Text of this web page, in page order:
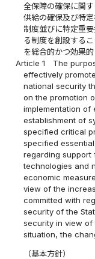
全保障の確保に関
供給の確保及び特
制度並びに特定重
る制度を創設する
を総合的かつ効果
Article 1
The
effectively
national security
on the promotion
implementation of
establishment of
specified critical
specified
regarding support
technologies and
economic
view of the
committed with
security of the
security in view of
situation, the
（基本方針）